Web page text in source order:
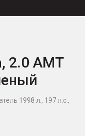
2.0 AMT
1998 л., 197 л.с.,